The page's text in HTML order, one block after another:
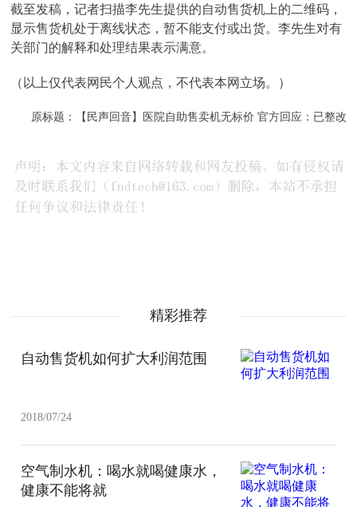
截至发稿，记者扫描李先生提供的自动售货机上的二维码，
显示售货机处于离线状态，暂不能支付或出货。李先生对有
关部门的解释和处理结果表示满意。
（以上仅代表网民个人观点，不代表本网立场。）
原标题：【民声回音】医院自助售卖机无标价 官方回应：已整改
精彩推荐
自动售货机如何扩大利润范围
2018/07/24
空气制水机：喝水就喝健康水，
健康不能将就